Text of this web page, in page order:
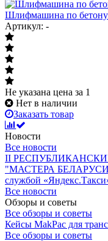
Шлифмашина по бетону
Артикул: -
Не указана цена за 1
Нет в наличии
Заказать товар
Новости
Все новости
II
"МАСТЕРА БЕЛАРУСИ
службой
Все новости
Обзоры и советы
Все обзоры и советы
Кейсы MakPac для
Все обзоры и советы